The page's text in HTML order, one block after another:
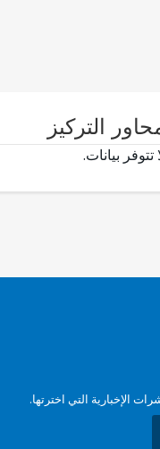
التركيز
تتوفر بيانات.
الإخبارية التي اخترتها.